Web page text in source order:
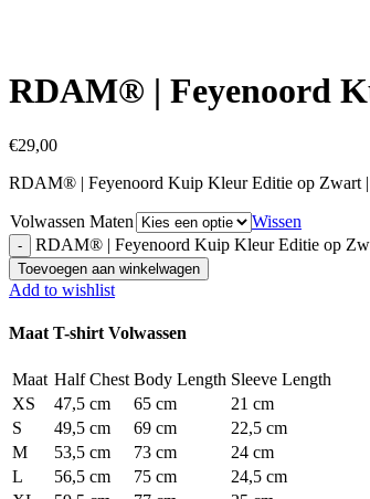
RDAM® | Feyenoord
€29,00
RDAM® | Feyenoord Kuip Kleur Editie op Zwart
Volwassen Maten
Wissen
RDAM® | Feyenoord Kuip Kleur Editie op
Toevoegen aan winkelwagen
Add to wishlist
Maat T-shirt Volwassen
Maat Half Chest Body Length Sleeve Length
XS
47,5 cm 65 cm
21 cm
S
49,5 cm 69 cm
22,5 cm
M
53,5 cm 73 cm
24 cm
L
56,5 cm 75 cm
24,5 cm